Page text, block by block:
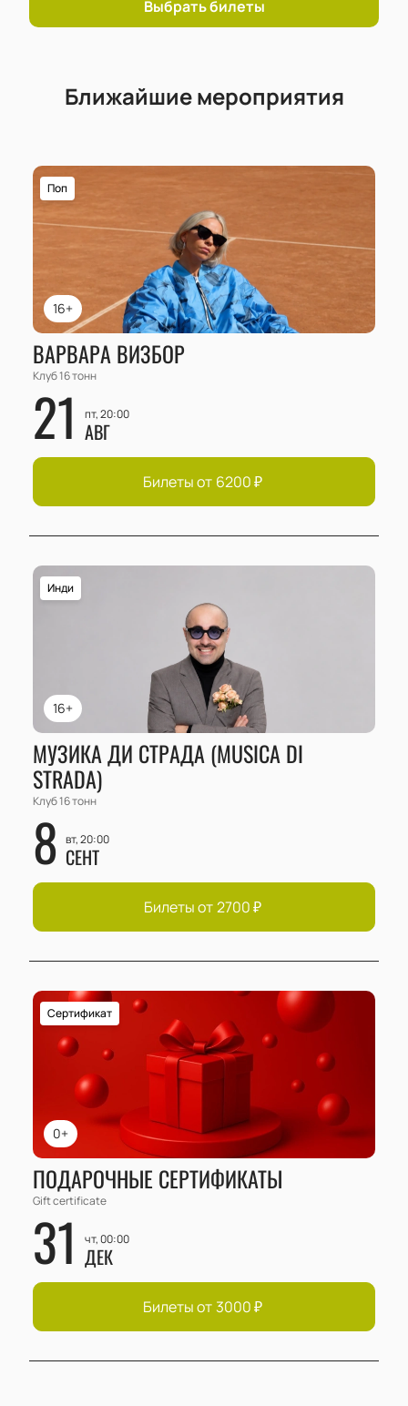
вас на концерте в клубе 16 Тонн, чтобы вместе
Выбрать билеты
Ближайшие мероприятия
16+
Поп
ВАРВАРА ВИЗБОР
Клуб 16 тонн
21 пт, 20:00
АВГ
Билеты от 6200₽
16+
Инди
МУЗИКА ДИ СТРАДА (MUSICA DI
STRADA)
Клуб 16 тонн
8 вт, 20:00
СЕНТ
Билеты от 2700₽
0+
Сертификат
ПОДАРОЧНЫЕ СЕРТИФИКАТЫ
Gift certificate
31 чт, 00:00
ДЕК
Билеты от 3000₽